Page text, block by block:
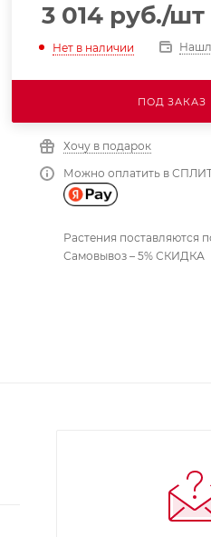
3 014руб./шт
Нет в наличии
ПОД ЗАКАЗ
Хочу в подарок
Можно оплатить в
Растения поставляются
Самовывоз – 5% СКИДКА